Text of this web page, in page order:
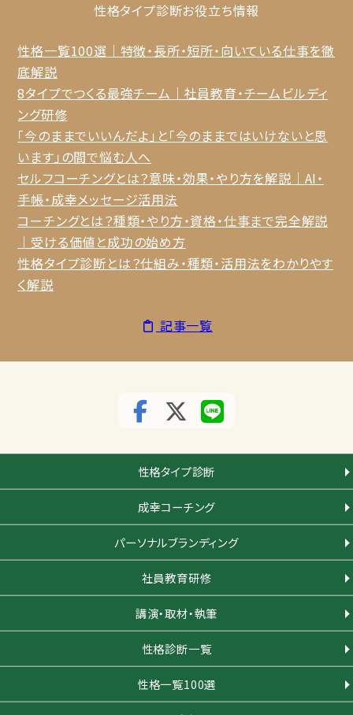
性格タイプ診断お役立ち情報
性格一覧100選｜特徴・長所・短所・向いている仕事を徹
底解説
8タイプでつくる最強チーム｜社員教育・チームビルディ
ング研修
「今のままでいいんだよ」と「今のままではいけないと思
います」の間で悩む人へ
セルフコーチングとは？意味・効果・やり方を解説｜AI・
手帳・成幸メッセージ活用法
コーチングとは？種類・やり方・資格・仕事まで完全解説
｜受ける価値と成功の始め方
性格タイプ診断とは？仕組み・種類・活用法をわかりやす
く解説
記事一覧
性格タイプ診断
成幸コーチング
パーソナルブランディング
社員教育研修
講演・取材・執筆
性格診断一覧
性格一覧100選